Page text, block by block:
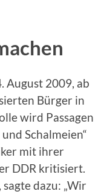
August 2009, ab
Bürger in
wird Passagen
Schalmeien“
mit ihrer
DDR kritisiert.
dazu: „Wir